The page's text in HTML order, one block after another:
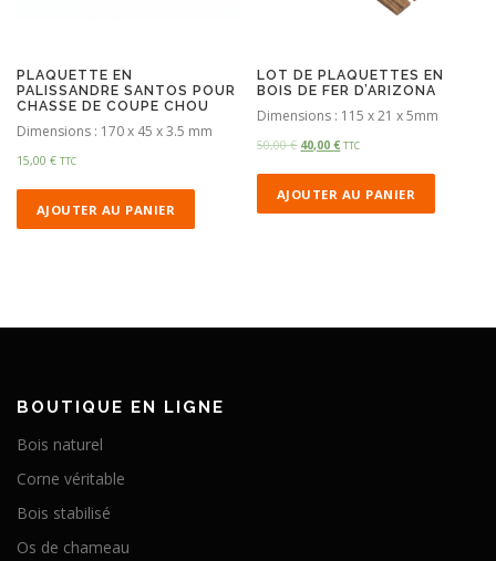
PLAQUETTE EN
PALISSANDRE SANTOS POUR
CHASSE DE COUPE CHOU
Dimensions : 170 x 45 x 3.5 mm
15,00 € TTC
AJOUTER AU PANIER
LOT DE PLAQUETTES EN
BOIS DE FER D’ARIZONA
Dimensions : 115 x 21 x 5mm
50,00€ 40,00€ TTC
AJOUTER AU PANIER
BOUTIQUE EN LIGNE
Bois naturel
Corne véritable
Bois stabilisé
Os de chameau